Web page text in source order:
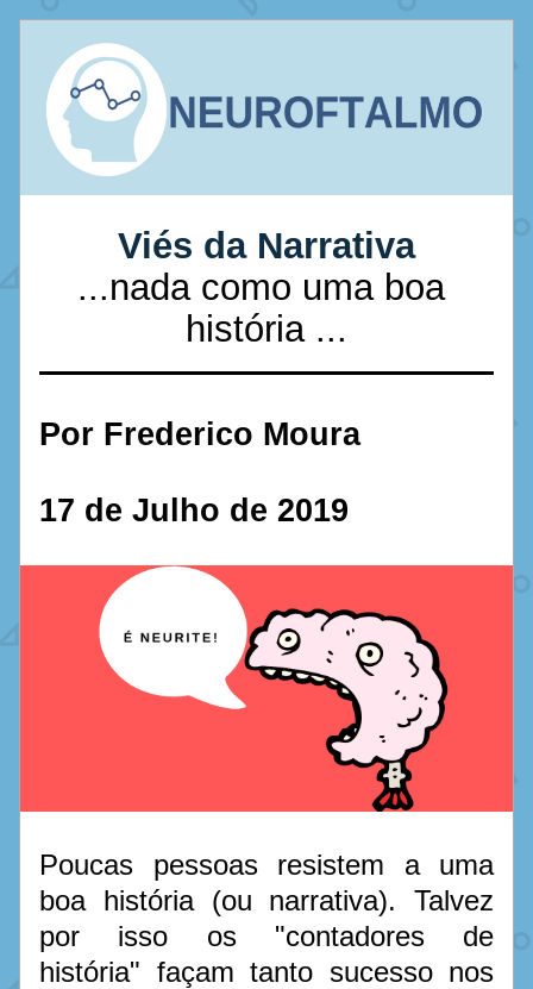
Viés da Narrativa
...nada como uma boa
história ...
Por Frederico Moura
17 de Julho de 2019
Poucas pessoas resistem a uma
boa história (ou narrativa). Talvez
por isso os "contadores de
história" façam tanto sucesso nos